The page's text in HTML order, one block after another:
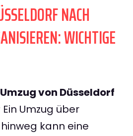
NACH
WICHTIGE
Umzug von Düsseldorf
Ein Umzug über
kann eine